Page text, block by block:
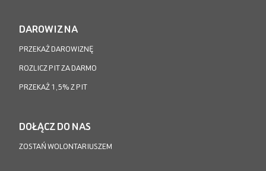
DAROWIZNA
PRZEKAŻ DAROWIZNĘ
ROZLICZ PIT ZA DARMO
PRZEKAŻ 1,5% Z PIT
DOŁĄCZ DO NAS
ZOSTAŃ WOLONTARIUSZEM